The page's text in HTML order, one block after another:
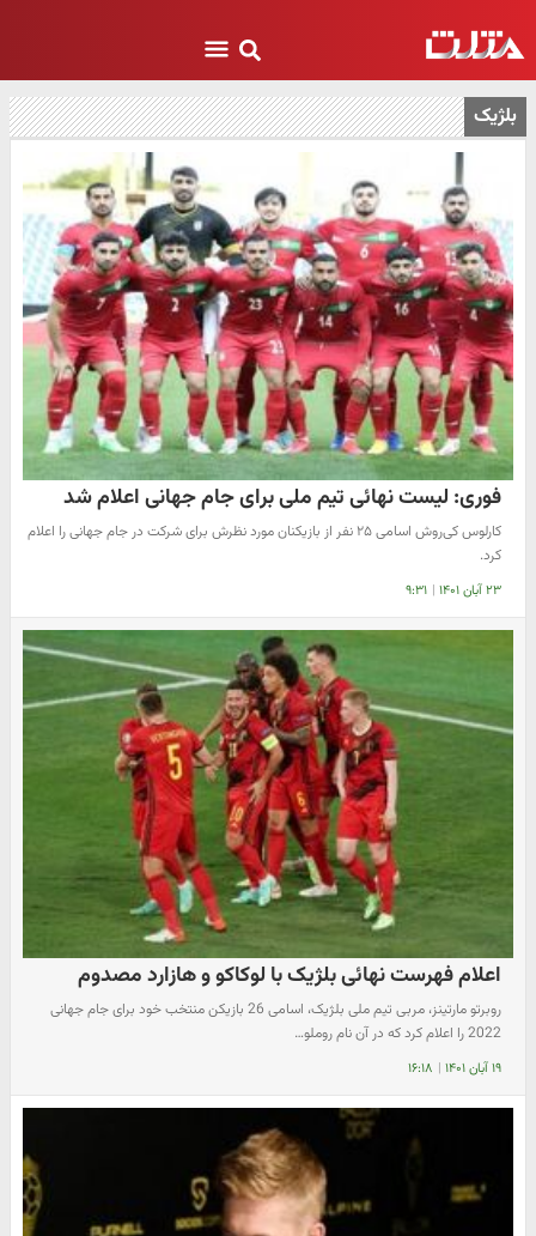
بلژیک
فوری: لیست نهائی تیم ملی برای جام جهانی اعلام شد
کارلوس کی‌روش اسامی ۲۵ نفر از بازیکنان مورد نظرش برای شرکت در جام جهانی را اعلام
کرد.
۲۳ آبان ۱۴۰۱ | ۹:۳۱
اعلام فهرست نهائی بلژیک با لوکاکو و هازارد مصدوم
روبرتو مارتینز، مربی تیم ملی بلژیک، اسامی 26 بازیکن منتخب خود برای جام جهانی
2022 را اعلام کرد که در آن نام روملو…
۱۹ آبان ۱۴۰۱ | ۱۶:۱۸